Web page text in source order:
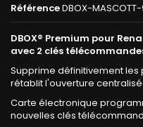
RéférenceDBOX-
DBOX® Premium pour
avec 2 clés
Supprime définitivement
rétablit l'ouverture
Carte électronique
nouvelles clés